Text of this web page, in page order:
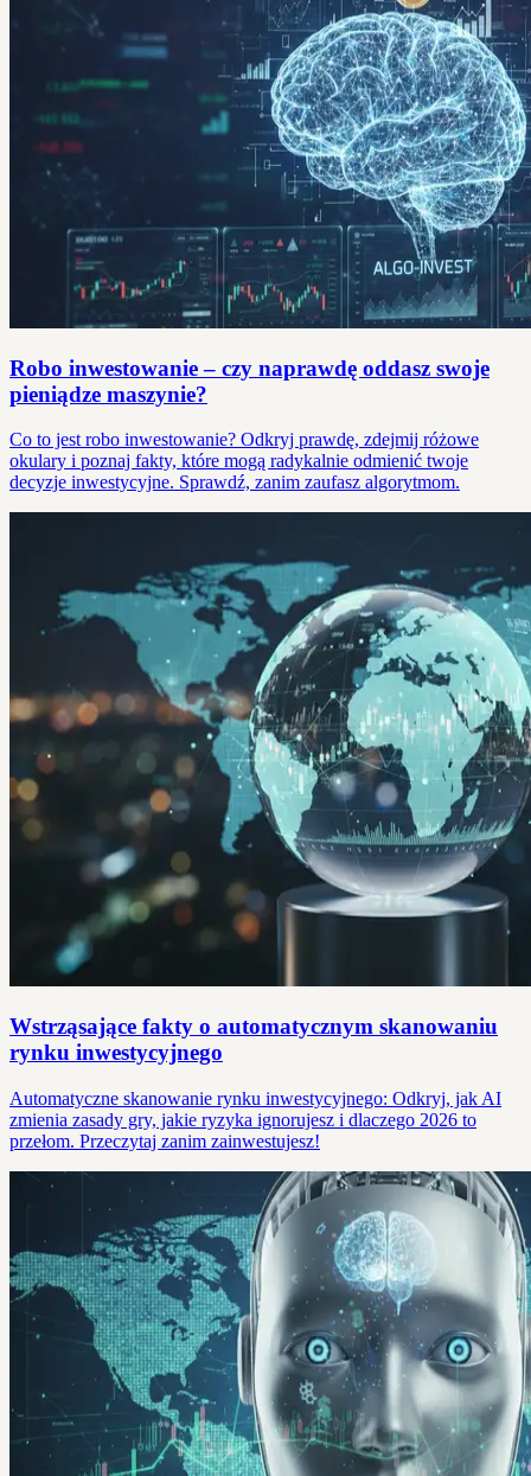
Robo inwestowanie – czy naprawdę oddasz swoje
pieniądze maszynie?
Co to jest robo inwestowanie? Odkryj prawdę, zdejmij różowe
okulary i poznaj fakty, które mogą radykalnie odmienić twoje
decyzje inwestycyjne. Sprawdź, zanim zaufasz algorytmom.
Wstrząsające fakty o automatycznym skanowaniu
rynku inwestycyjnego
Automatyczne skanowanie rynku inwestycyjnego: Odkryj, jak AI
zmienia zasady gry, jakie ryzyka ignorujesz i dlaczego 2026 to
przełom. Przeczytaj zanim zainwestujesz!